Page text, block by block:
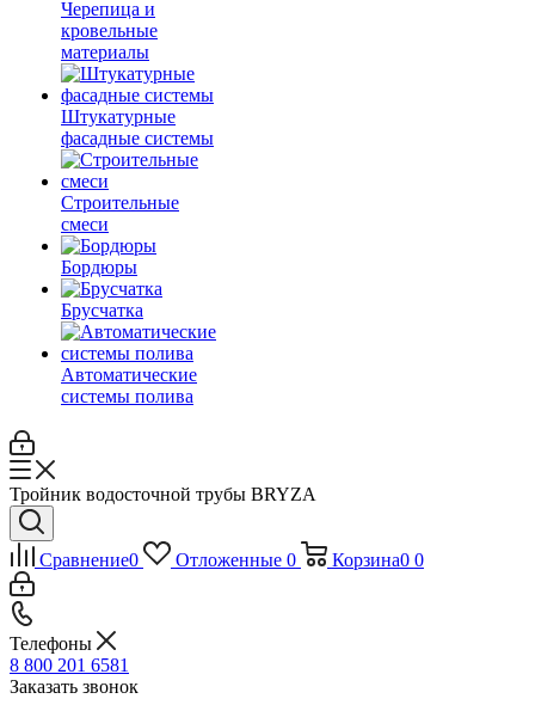
Черепица и
кровельные
материалы
Штукатурные
фасадные системы
Строительные
смеси
Бордюры
Брусчатка
Автоматические
системы полива
Тройник водосточной трубы BRYZA
Сравнение0 Отложенные 0 Корзина0 0
Телефоны
8 800 201 6581
Заказать звонок